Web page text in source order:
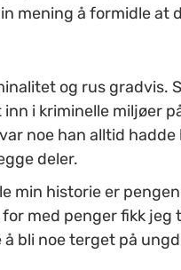
mening å formidle at
og rus gradvis.
i kriminelle miljøer
noe han alltid
deler.
min historie er
med penger fikk
bli noe terget på